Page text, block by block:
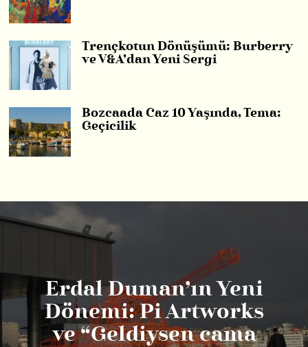
Trençkotun Dönüşümü: Burberry
ve V&A’dan Yeni Sergi
Bozcaada Caz 10 Yaşında, Tema:
Geçicilik
Erdal Duman’ın Yeni
Dönemi: Pi Artworks
ve “Geldiysen cama